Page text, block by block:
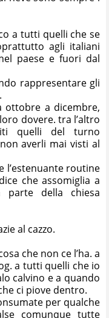
a tutti quelli che se
agli italiani
paese e fuori dal
rappresentare gli
ottobre a dicembre,
dovere. tra l’altro
quelli del turno
averli mai visti al
l’estenuante routine
che assomiglia a
parte della chiesa
al cazzo.
che non ce l’ha. a
a tutti quelli che io
calvino e a quando
ci piove dentro.
per qualche
comunque tutte